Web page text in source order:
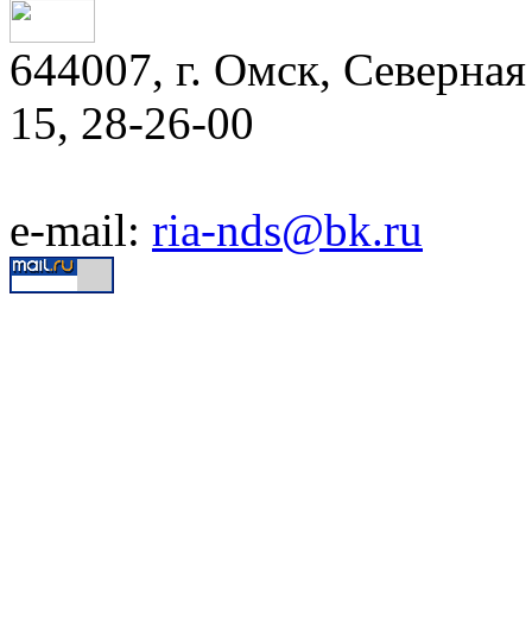
644007, г. Омск,
15, 28-26-00
e-mail: ria-nds@bk.ru